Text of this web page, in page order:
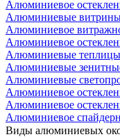
Алюминиевое
Алюминиевые
Алюминиевое
Алюминиевое
Алюминиевые теплицы
Алюминиевые
Алюминиевые
Алюминиевое
Алюминиевое
Алюминиевое
Виды алюминиевых